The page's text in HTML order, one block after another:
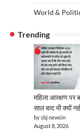
World &
Trending
महिला आरक्षण पर
साल बाद भी क्यों
by sbj newsin
August 8, 2026